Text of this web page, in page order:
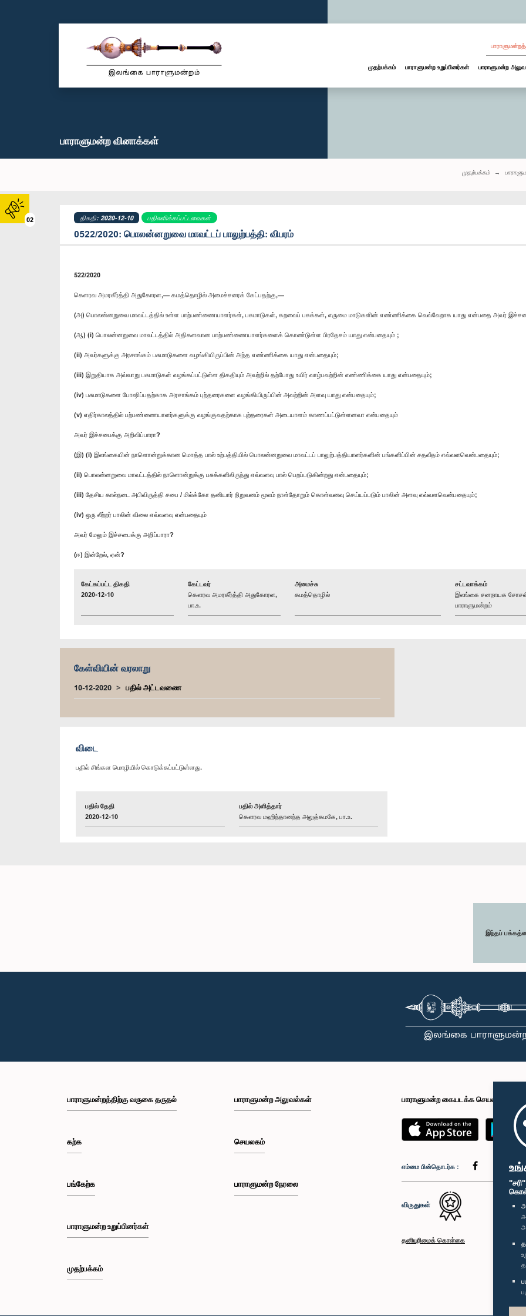
02
முதற்பக்கம் பாராளுமன்ற உறுப்பினர்கள் பாராளுமன்ற
பாராளுமன்ற வினாக்கள்
முதற்பக்கம்
திகதி: 2020-12-10 பதிலளிக்கப்பட்டவைகள்
0522/2020: பொலன்னறுவை மாவட்டப் பாலுற்பத்தி: விபரம்
522/2020
கெளரவ அமரகீர்த்தி அதுகோரள,— கமத்தொழில் அமைச்சரைக் கேட்பதற்கு,—
(அ) பொலன்னறுவை மாவட்டத்தில் உள்ள பாற்பண்ணையாளர்கள், பசுமாடுகள், கறவைப் பசுக்கள், எருமை மாடுகளின் எண்ணிக்கை வெவ்வேறாக யாது என்பதை அவர்
(ஆ) (i) பொலன்னறுவை மாவட்டத்தில் அதிகளவான பாற்பண்ணையாளர்களைக் கொண்டுள்ள பிரதேசம் யாது என்பதையும் ;
(ii) அவர்களுக்கு அரசாங்கம் பசுமாடுகளை வழங்கியிருப்பின் அந்த எண்ணிக்கை யாது என்பதையும்;
(iii) இறுதியாக அவ்வாறு பசுமாடுகள் வழங்கப்பட்டுள்ள திகதியும் அவற்றில் தற்போது உயிர் வாழ்பவற்றின் எண்ணிக்கை யாது என்பதையும்;
(iv) பசுமாடுகளை போஷிப்பதற்காக அரசாங்கம் புற்தரைகளை வழங்கியிருப்பின் அவற்றின் அளவு யாது என்பதையும்;
(v) எதிர்காலத்தில் பற்பண்ணையாளர்களுக்கு வழங்குவதற்காக புற்தரைகள் அடையாளம் காணப்பட்டுள்ளனவா என்பதையும்
அவர் இச்சபைக்கு அறிவிப்பாரா?
(இ) (i) இலங்கையின் நாளொன்றுக்கான மொத்த பால் உற்பத்தியில் பொலன்னறுவை மாவட்டப் பாலுற்பத்தியாளர்களின் பங்களிப்பின் சதவீதம் எவ்வளவென்பதையும்;
(ii) பொலன்னறுவை மாவட்டத்தில் நாளொன்றுக்கு பசுக்களிலிருந்து எவ்வளவு பால் பெறப்படுகின்றது என்பதையும்;
(iii) தேசிய கால்நடை அபிவிருத்தி சபை / மில்க்கோ தனியார் நிறுவனம் மூலம் நாள்தோறும் கொள்வனவு செய்யப்படும் பாலின் அளவு எவ்வளவென்பதையும்;
(iv) ஒரு லீற்றர் பாலின் விலை எவ்வளவு என்பதையும்
அவர் மேலும் இச்சபைக்கு அறிப்பாரா?
(ஈ) இன்றேல், ஏன்?
கேட்கப்பட்ட திகதி
2020-12-10
கேட்டவர்
கௌரவ அமரகீர்த்தி அதுகோரள,
பா.உ.
அமைச்சு
கமத்தொழில்
சட்டவாக்கம்
இலங்கை சனநாயக
பாராளுமன்றம்
கேள்வியின் வரலாறு
10-12-2020 பதில் அட்டவணை
விடை
பதில் சிங்கள மொழியில் கொடுக்கப்பட்டுள்ளது.
பதில் தேதி
2020-12-10
பதில் அளித்தார்
கௌரவ மஹிந்தானந்த அலுத்கமகே, பா.உ.
இந்தப்
பாராளுமன்றத்திற்கு வருகை தருதல்
கற்க
பங்கேற்க
பாராளுமன்ற உறுப்பினர்கள்
முதற்பக்கம்
பாராளுமன்ற அலுவல்கள்
செயலகம்
பாராளுமன்ற நேரலை
பாராளுமன்ற கையடக்க செயலி
எம்மை பின்தொடர்க :
விருதுகள்
தனியுரிமைக் கொள்கை